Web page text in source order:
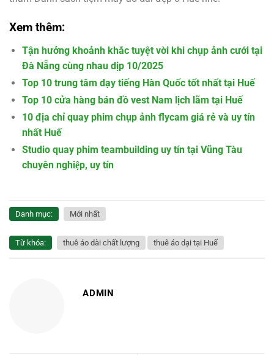
Xem thêm:
Tận hưởng khoảnh khắc tuyệt vời khi chụp ảnh cưới tại
Đà Nẵng cùng nhau dịp 10/2025
Top 10 trung tâm dạy tiếng Hàn Quốc tốt nhất tại Huế
Top 10 cửa hàng bán đồ vest Nam lịch lãm tại Huế
10 địa chỉ quay phim chụp ảnh flycam giá rẻ và uy tín
nhất Huế
Studio quay phim teambuilding uy tín tại Vũng Tàu
chuyên nghiệp, uy tín
Danh mục: Mới nhất
Từ khóa: thuê áo dài chất lượng thuê áo dại tại Huế
ADMIN